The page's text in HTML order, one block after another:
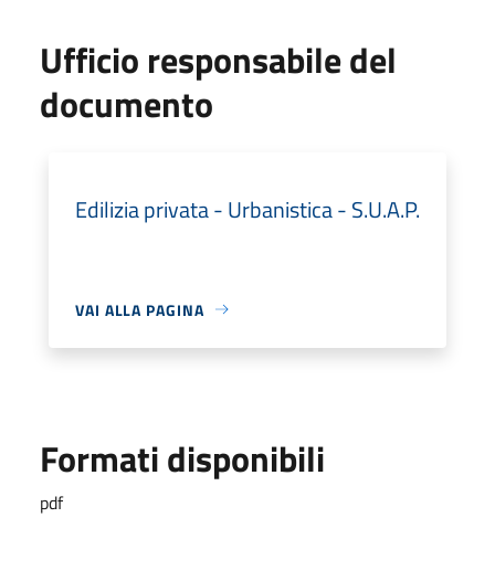
Ufficio responsabile del
documento
Edilizia privata - Urbanistica - S.U.A.P.
VAI ALLA PAGINA
Formati disponibili
pdf